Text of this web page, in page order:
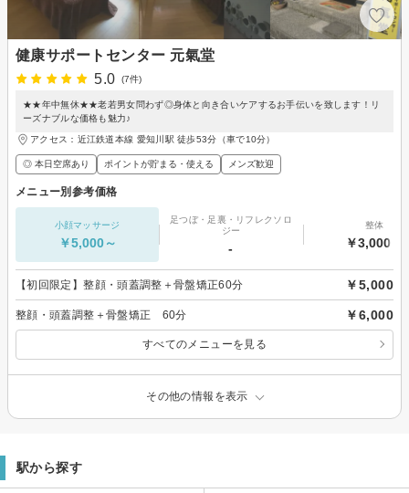
健康サポートセンター 元氣堂
5.0
(7件)
★★年中無休★★老若男女問わず◎身体と向き合いケアするお手伝いを致します！リ
ーズナブルな価格も魅力♪
アクセス：近江鉄道本線 愛知川駅 徒歩53分（車で10分）
◎ 本日空席あり ポイントが貯まる・使える メンズ歓迎
メニュー別参考価格
小顔マッサージ
￥5,000～
足つぼ・足裏・リフレクソロ
ジー
-
整体
￥3,000～
【初回限定】整顔・頭蓋調整＋骨盤矯正60分 ￥5,000
整顔・頭蓋調整＋骨盤矯正 60分 ￥6,000
すべてのメニューを見る
その他の情報を表示
駅から探す